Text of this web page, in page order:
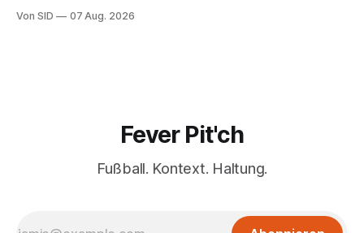
Von SID 07 Aug. 2026
Fever Pit'ch
Fußball. Kontext. Haltung.